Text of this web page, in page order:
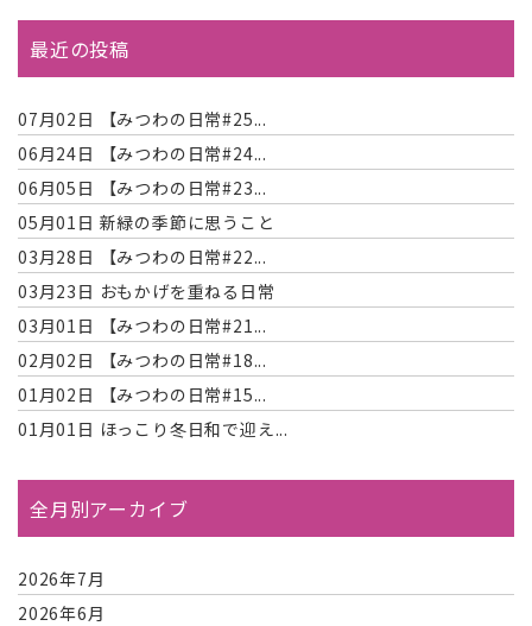
最近の投稿
07月02日
【みつわの日常#25...
06月24日
【みつわの日常#24...
06月05日
【みつわの日常#23...
05月01日 新緑の季節に思うこと
03月28日
【みつわの日常#22...
03月23日 おもかげを重ねる日常
03月01日
【みつわの日常#21...
02月02日
【みつわの日常#18...
01月02日
【みつわの日常#15...
01月01日 ほっこり冬日和で迎え...
全月別アーカイブ
2026年7月
2026年6月